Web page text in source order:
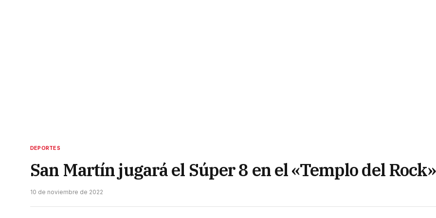
DEPORTES
San Martín jugará el Súper 8 en el «Templo del Rock»
10 de noviembre de 2022